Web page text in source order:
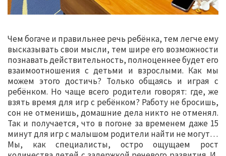
Чем богаче и правильнее речь ребёнка, тем легче ему
высказывать свои мысли, тем шире его возможности
познавать действительность, полноценнее будет его
взаимоотношения с детьми и взрослыми. Как мы
можем этого достичь? Только общаясь и играя с
ребёнком. Но чаще всего родители говорят: где, же
взять время для игр с ребёнком? Работу не бросишь,
сон не отменишь, домашние дела никто не отменял.
Так и получается, что в погоне за временем даже 15
минут для игр с малышом родители найти не могут…
Мы, как специалисты, остро ощущаем рост